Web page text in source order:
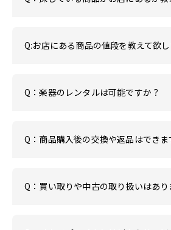
Q:お店にある商品の値段を教えて欲
Q：楽器のレンタルは可能ですか？
Q：商品購入後の交換や返品はできま
Q：買い取りや中古の取り扱いはあり